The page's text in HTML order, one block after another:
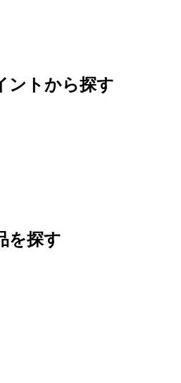
ント から探す
を探す